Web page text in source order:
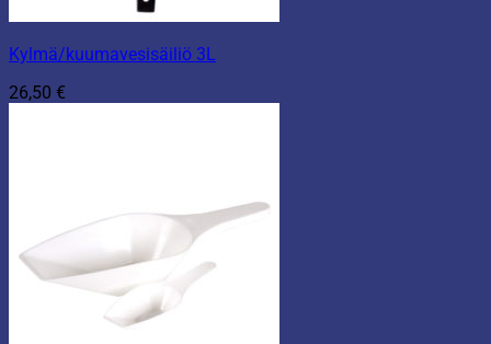
Kylmä/kuumavesisäiliö 3L
26,50 €